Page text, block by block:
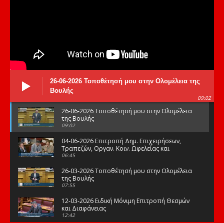
26-06-2026 Τοποθέτησή μου στην Ολομέλεια της
Βουλής
09:02
26-06-2026 Τοποθέτησή μου στην Ολομέλεια
της Βουλής
09:02
04-06-2026 Επιτροπή Δημ. Επιχειρήσεων,
Τραπεζών, Οργαν. Κοιν. Ωφελείας και
Φορέων Κοινων. Ασφάλισης
06:45
26-03-2026 Τοποθέτησή μου στην Ολομέλεια
της Βουλής
07:55
12-03-2026 Ειδική Μόνιμη Επιτροπή Θεσμών
και Διαφάνειας
12:42